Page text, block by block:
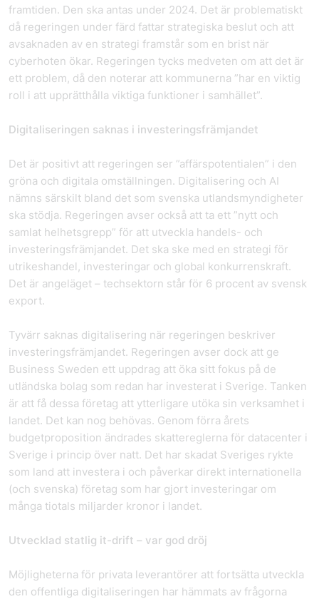
framtiden. Den ska antas under 2024. Det är problematiskt
då regeringen under färd fattar strategiska beslut och att
avsaknaden av en strategi framstår som en brist när
cyberhoten ökar. Regeringen tycks medveten om att det är
ett problem, då den noterar att kommunerna ”har en viktig
roll i att upprätthålla viktiga funktioner i samhället”.
Digitaliseringen saknas i investeringsfrämjandet
Det är positivt att regeringen ser ”affärspotentialen” i den
gröna och digitala omställningen. Digitalisering och AI
nämns särskilt bland det som svenska utlandsmyndigheter
ska stödja. Regeringen avser också att ta ett ”nytt och
samlat helhetsgrepp” för att utveckla handels- och
investeringsfrämjandet. Det ska ske med en strategi för
utrikeshandel, investeringar och global konkurrenskraft.
Det är angeläget – techsektorn står för 6 procent av svensk
export.
Tyvärr saknas digitalisering när regeringen beskriver
investeringsfrämjandet. Regeringen avser dock att ge
Business Sweden ett uppdrag att öka sitt fokus på de
utländska bolag som redan har investerat i Sverige. Tanken
är att få dessa företag att ytterligare utöka sin verksamhet i
landet. Det kan nog behövas. Genom förra årets
budgetproposition ändrades skattereglerna för datacenter i
Sverige i princip över natt. Det har skadat Sveriges rykte
som land att investera i och påverkar direkt internationella
(och svenska) företag som har gjort investeringar om
många tiotals miljarder kronor i landet.
Utvecklad statlig it-drift – var god dröj
Möjligheterna för privata leverantörer att fortsätta utveckla
den offentliga digitaliseringen har hämmats av frågorna